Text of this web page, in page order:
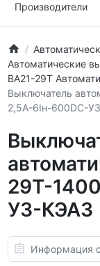
Производители
Автоматические
ВА21-29Т
Выключатель
2,5А-6Iн-600DC-
29Т-
У3-КЭАЗ
Информация